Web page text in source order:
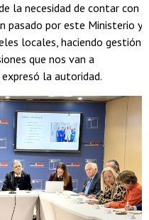
la necesidad de contar con
pasado por este Ministerio y
locales, haciendo gestión
que nos van a
la autoridad.